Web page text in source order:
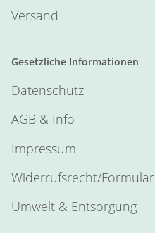
Versand
Gesetzliche Informationen
Datenschutz
AGB & Info
Impressum
Widerrufsrecht/Formular
Umwelt & Entsorgung